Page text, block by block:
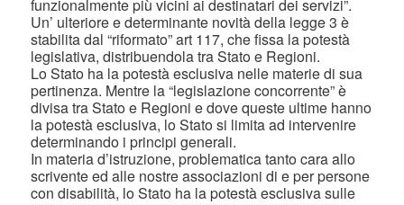
funzionalmente più vicini ai destinatari dei servizi”.
Un’ ulteriore e determinante novità della legge 3 è
stabilita dal “riformato” art 117, che fissa la potestà
legislativa, distribuendola tra Stato e Regioni.
Lo Stato ha la potestà esclusiva nelle materie di sua
pertinenza. Mentre la “legislazione concorrente” è
divisa tra Stato e Regioni e dove queste ultime hanno
la potestà esclusiva, lo Stato si limita ad intervenire
determinando i principi generali.
In materia d’istruzione, problematica tanto cara allo
scrivente ed alle nostre associazioni di e per persone
con disabilità, lo Stato ha la potestà esclusiva sulle